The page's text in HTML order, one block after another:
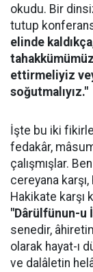
okudu. Bir
tutup
elinde
ettirmeliyiz
soğutmalıyız."
İşte bu iki
fedakâr,
çalışmışlar.
cereyana
Hakikate karşı
"Dârülfünun-u
senedir,
olarak hayat-ı
ve dalâletin